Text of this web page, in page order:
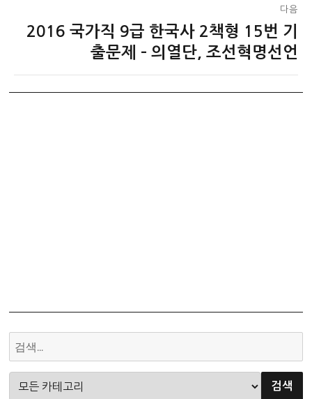
다음
2016 국가직 9급 한국사 2책형 15번 기
출문제 – 의열단, 조선혁명선언